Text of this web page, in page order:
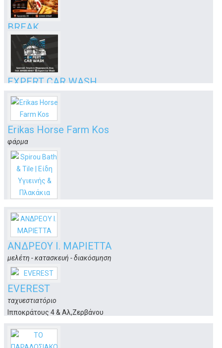
BREAK
Eστιατόριο
Αμερικής 25
EXPERT CAR WASH
Χριστοδ.Τσιγάντε,Μαρμαρωτό
Κώς
Erikas Horse Farm Kos
φάρμα
Μαρμάρι, Πύθος
Κως
Πλακάκια
Είδη Υγιεινής & Πλακάκια
Μαρμαρωτό
Κώς
ΑΝΔΡΕΟΥ Ι. ΜΑΡΙΕΤΤΑ
μελέτη - κατασκευή - διακόσμηση
Ν. Πλαστήρα 4
Κως
EVEREST
ταχυεστιατόριο
Ιπποκράτους 4 & Αλ,Ζερβάνου